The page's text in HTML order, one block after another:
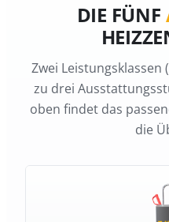
DIE FÜNF
Zwei Leistungsklassen
zu drei
oben findet das
die